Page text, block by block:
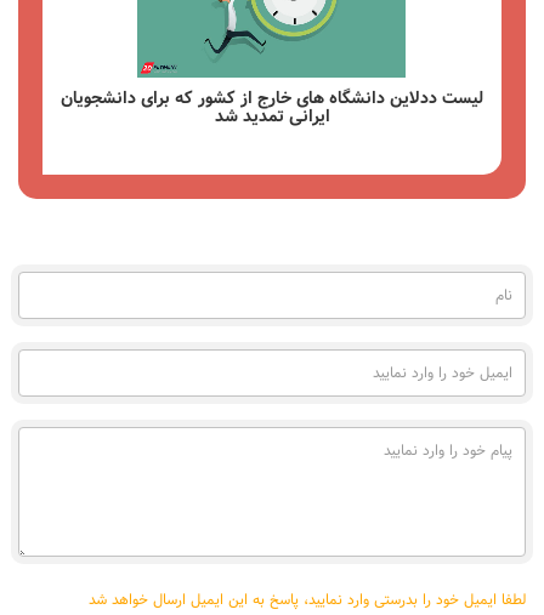
چگونه در آزمون تافل TOEFL iBT ثبت نام کنیم؟
مشاهده
نام
(به
ایمیل
خود
وارد
نمایید
پیام
خود
لطفا ایمیل خود را بدرستی وارد نمایید، پاسخ به این ایمیل ارسال خواهد شد